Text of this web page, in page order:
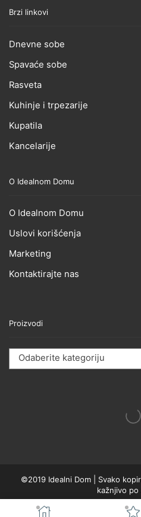
Brzi linkovi
Dnevne sobe
Spavaće sobe
Rasveta
Kuhinje i trpezarije
Kupatila
Kancelarije
O Idealnom Domu
O Idealnom Domu
Uslovi korišćenja
Marketing
Kontaktirajte nas
Proizvodi
Odaberite kategoriju
©2019 Idealni Dom | Svako
kažnjivo po